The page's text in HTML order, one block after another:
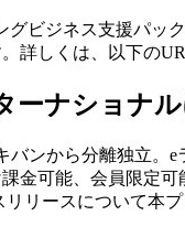
グビジネス支援パッ
詳しくは、以下の
ーナショナル
バンから分離独立。
金可能、会員限定可
リースについて本